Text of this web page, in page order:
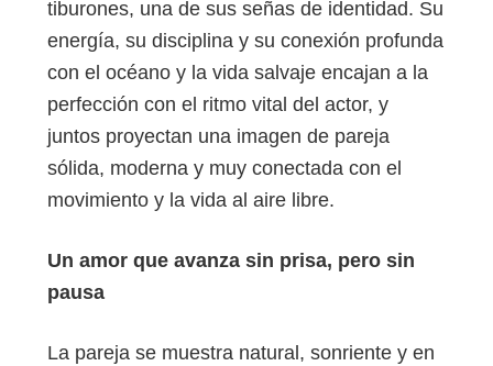
tiburones, una de sus señas de identidad. Su
energía, su disciplina y su conexión profunda
con el océano y la vida salvaje encajan a la
perfección con el ritmo vital del actor, y
juntos proyectan una imagen de pareja
sólida, moderna y muy conectada con el
movimiento y la vida al aire libre.
Un amor que avanza sin prisa, pero sin
pausa
La pareja se muestra natural, sonriente y en